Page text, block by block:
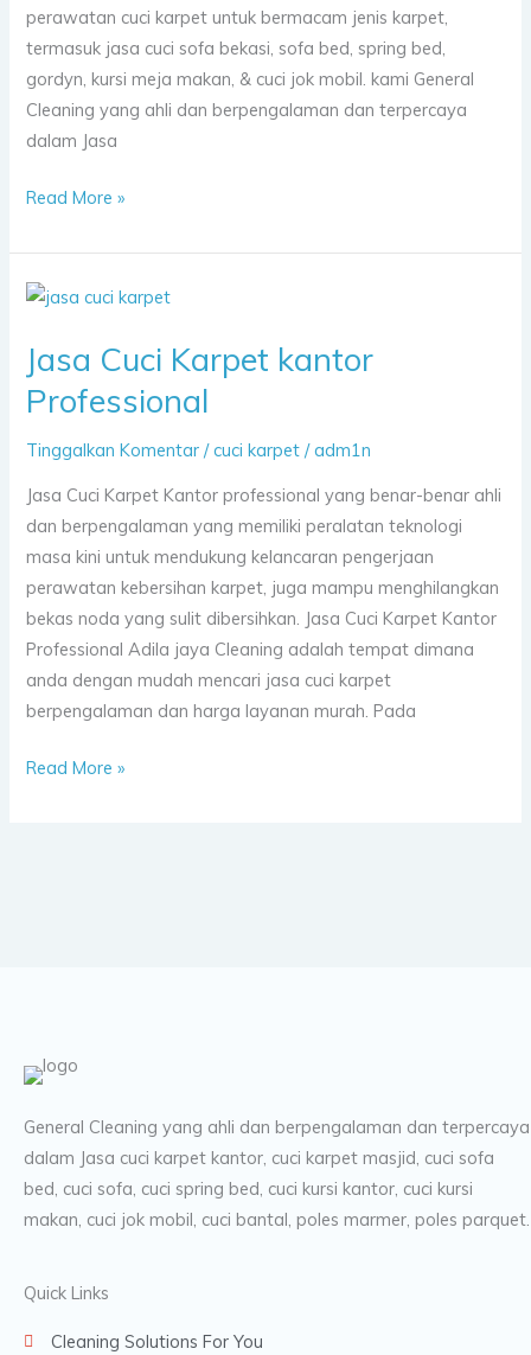
perawatan cuci karpet untuk bermacam jenis karpet,
termasuk jasa cuci sofa bekasi, sofa bed, spring bed,
gordyn, kursi meja makan, & cuci jok mobil. kami General
Cleaning yang ahli dan berpengalaman dan terpercaya
dalam Jasa
Read More »
Jasa Cuci Karpet kantor
Professional
Tinggalkan Komentar /cuci karpet /adm1n
Jasa Cuci Karpet Kantor professional yang benar-benar ahli
dan berpengalaman yang memiliki peralatan teknologi
masa kini untuk mendukung kelancaran pengerjaan
perawatan kebersihan karpet, juga mampu menghilangkan
bekas noda yang sulit dibersihkan. Jasa Cuci Karpet Kantor
Professional Adila jaya Cleaning adalah tempat dimana
anda dengan mudah mencari jasa cuci karpet
berpengalaman dan harga layanan murah. Pada
Jasa
Karpet
kantor
Professional
Read More »
General Cleaning yang ahli dan berpengalaman dan terpercaya
dalam Jasa cuci karpet kantor, cuci karpet masjid, cuci sofa
bed, cuci sofa, cuci spring bed, cuci kursi kantor, cuci kursi
makan, cuci jok mobil, cuci bantal, poles marmer, poles parquet.
Quick Links
Cleaning Solutions For You